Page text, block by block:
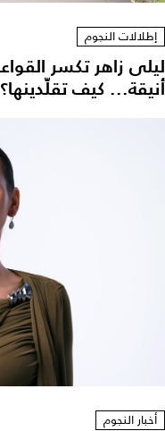
إطلالات النجوم
أنيقة... كيف تقلّدينها؟
أخبار النجوم